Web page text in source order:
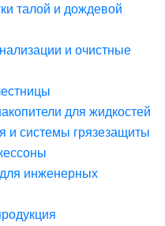
талой и дождевой
и очистные
для жидкостей
и системы грязезащиты
инженерных